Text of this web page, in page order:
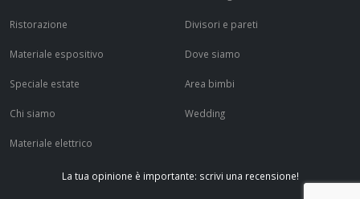
Ristorazione
Materiale espositivo
Speciale estate
Chi siamo
Materiale elettrico
Divisori e pareti
Dove siamo
Area bimbi
Wedding
La tua opinione è importante: scrivi una recensione!